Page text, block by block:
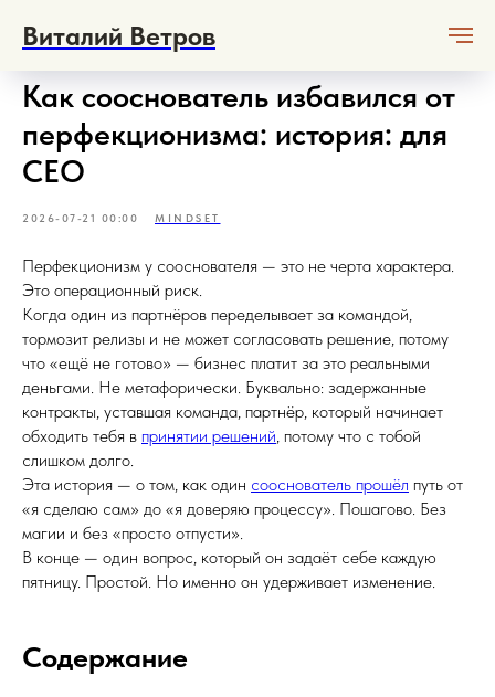
Виталий Ветров
Как сооснователь избавился от
перфекционизма: история: для
CEO
2026-07-21 00:00 MINDSET
Перфекционизм у сооснователя — это не черта характера.
Это операционный риск.
Когда один из партнёров переделывает за командой,
тормозит релизы и не может согласовать решение, потому
что «ещё не готово» — бизнес платит за это реальными
деньгами. Не метафорически. Буквально: задержанные
контракты, уставшая команда, партнёр, который начинает
обходить тебя в принятии решений, потому что с тобой
слишком долго.
Эта история — о том, как один сооснователь прошёл путь от
«я сделаю сам» до «я доверяю процессу». Пошагово. Без
магии и без «просто отпусти».
В конце — один вопрос, который он задаёт себе каждую
пятницу. Простой. Но именно он удерживает изменение.
Содержание